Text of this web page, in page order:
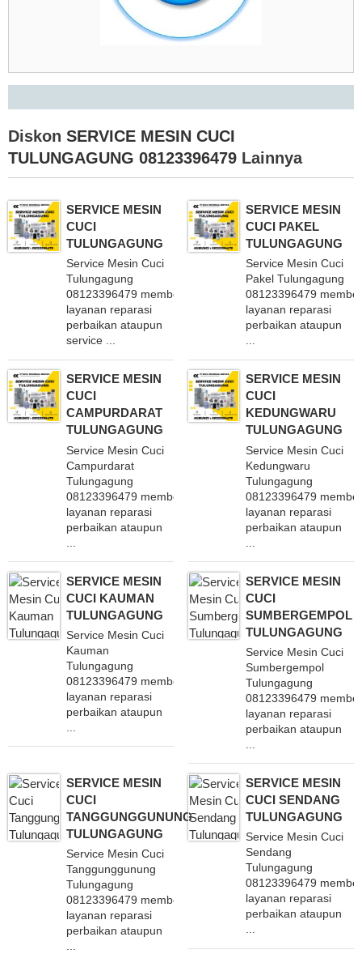
Diskon SERVICE MESIN CUCI
TULUNGAGUNG 08123396479 Lainnya
SERVICE MESIN
CUCI
TULUNGAGUNG
Service Mesin Cuci
Tulungagung
08123396479 memberikan
layanan reparasi
perbaikan ataupun
service ...
SERVICE MESIN
CUCI PAKEL
TULUNGAGUNG
Service Mesin Cuci
Pakel Tulungagung
08123396479
layanan reparasi
perbaikan ataupun
...
SERVICE MESIN
CUCI
CAMPURDARAT
TULUNGAGUNG
Service Mesin Cuci
Campurdarat
Tulungagung
08123396479 memberikan
layanan reparasi
perbaikan ataupun
SERVICE MESIN
CUCI
KEDUNGWARU
TULUNGAGUNG
Service Mesin Cuci
Kedungwaru
Tulungagung
08123396479
layanan reparasi
perbaikan ataupun
SERVICE MESIN
CUCI KAUMAN
TULUNGAGUNG
Service Mesin Cuci
Kauman
Tulungagung
08123396479 memberikan
layanan reparasi
perbaikan ataupun
SERVICE MESIN
CUCI
SUMBERGEMPOL
TULUNGAGUNG
Service Mesin Cuci
Sumbergempol
Tulungagung
08123396479
layanan reparasi
perbaikan ataupun
SERVICE MESIN
CUCI
TANGGUNGGUNUNG
TULUNGAGUNG
Service Mesin Cuci
Tanggunggunung
Tulungagung
08123396479 memberikan
layanan reparasi
perbaikan ataupun
...
SERVICE MESIN
CUCI SENDANG
TULUNGAGUNG
Service Mesin Cuci
Sendang
Tulungagung
08123396479
layanan reparasi
perbaikan ataupun
...